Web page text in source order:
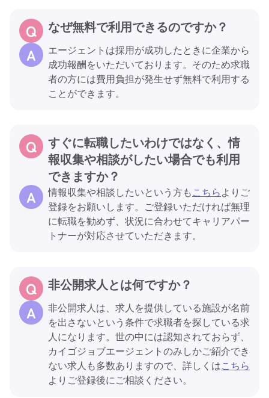
なぜ無料で利用できるのですか？
エージェントは採用が成功したときに企業から
成功報酬をいただいております。そのため求職
者の方には費用負担が発生せず無料で利用する
ことができます。
すぐに転職したいわけではなく、情
報収集や相談がしたい場合でも利用
できますか？
情報収集や相談したいという方もこちらよりご
登録をお願いします。ご登録いただければ無理
に転職を勧めず、状況に合わせてキャリアパー
トナーが対応させていただきます。
非公開求人とは何ですか？
非公開求人は、求人を提供している施設が名前
を出さないという条件で求職者を探している求
人になります。世の中には認知されておらず、
カイゴジョブエージェントのみしかご紹介でき
ない求人も多数ありますので、詳しくはこちら
よりご登録後にご相談ください。